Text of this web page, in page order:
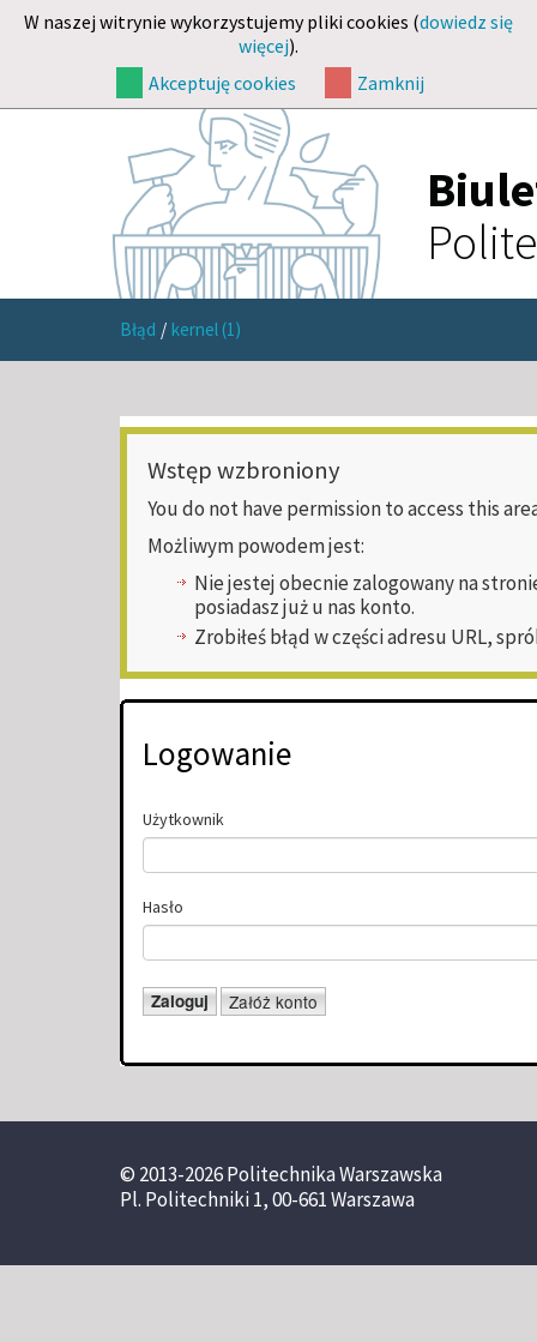
W naszej witrynie wykorzystujemy pliki cookies (dowiedz się
więcej).
Akceptuję cookies
Zamknij
Błąd / kernel (1)
Wstęp wzbroniony
You do not have permission to access this
Możliwym powodem jest:
Nie jestej obecnie zalogowany na
posiadasz już u nas konto.
Zrobiłeś błąd w części adresu URL,
Logowanie
Użytkownik
Hasło
© 2013-2026 Politechnika Warszawska
Pl. Politechniki 1, 00-661 Warszawa